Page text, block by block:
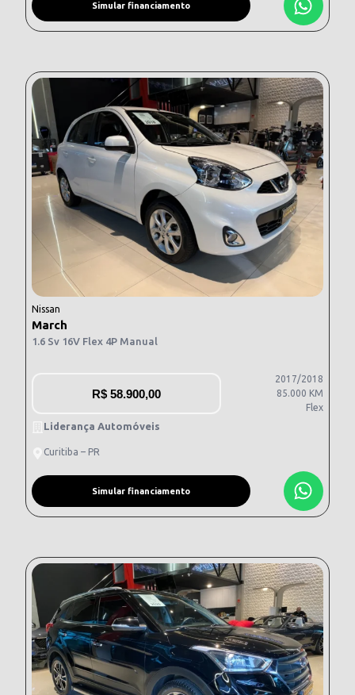
Simular financiamento
Nissan
March
1.6 Sv 16V Flex 4P Manual
R$ 58.900,00
2017/2018
85.000 KM
Flex
Liderança Automóveis
Curitiba – PR
Simular financiamento